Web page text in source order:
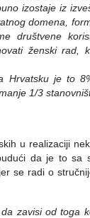
izostaje iz
domena,
društvene
ženski rad,
Hrvatsku je to
1/3
u realizaciji
da je to sa
se radi o
zavisi od toga